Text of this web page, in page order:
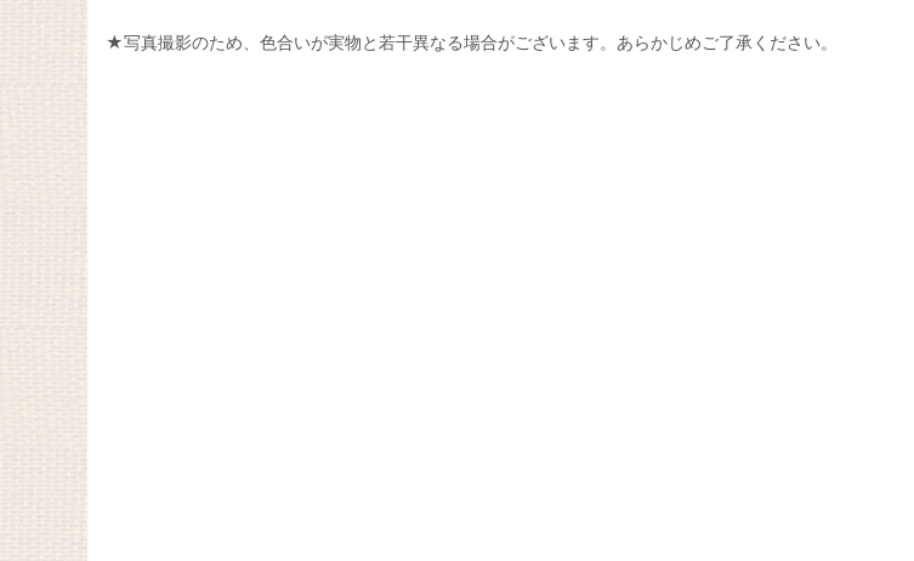
★写真撮影のため、色合いが実物と若干異なる場合がございます。あらかじめご了承ください。